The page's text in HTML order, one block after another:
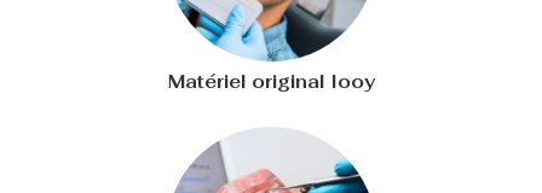
Matériel original Iooy